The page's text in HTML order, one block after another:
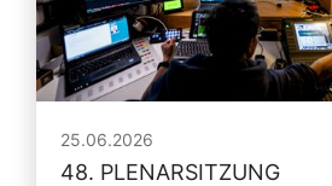
25.06.2026
48. PLENARSITZUNG